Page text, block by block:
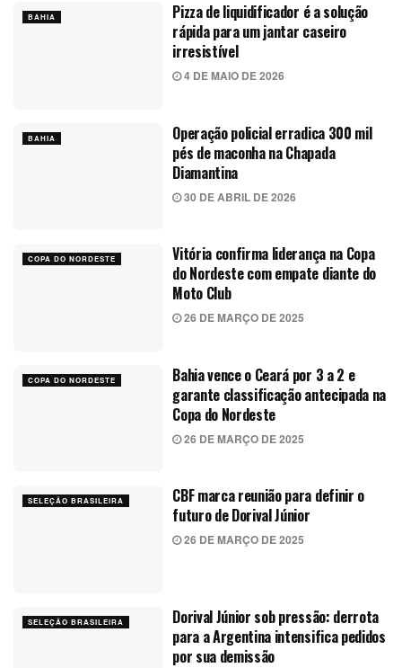
BAHIA
Pizza de liquidificador é a solução
rápida para um jantar caseiro
irresistível
4 DE MAIO DE 2026
BAHIA
Operação policial erradica 300 mil
pés de maconha na Chapada
Diamantina
30 DE ABRIL DE 2026
COPA DO NORDESTE
Vitória confirma liderança na Copa
do Nordeste com empate diante do
Moto Club
26 DE MARÇO DE 2025
COPA DO NORDESTE
Bahia vence o Ceará por 3 a 2 e
garante classificação antecipada na
Copa do Nordeste
26 DE MARÇO DE 2025
SELEÇÃO BRASILEIRA
CBF marca reunião para definir o
futuro de Dorival Júnior
26 DE MARÇO DE 2025
SELEÇÃO BRASILEIRA
Dorival Júnior sob pressão: derrota
para a Argentina intensifica pedidos
por sua demissão